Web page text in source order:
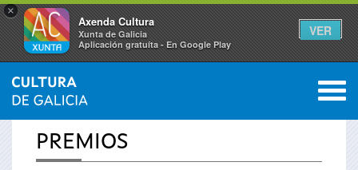
×
Axenda Cultura
Xunta de Galicia
Aplicación gratuíta - En Google Play
VER
Vostede
está
INICIO 0
PREMIOS